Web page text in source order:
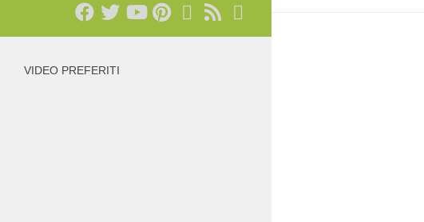
VIDEO PREFERITI